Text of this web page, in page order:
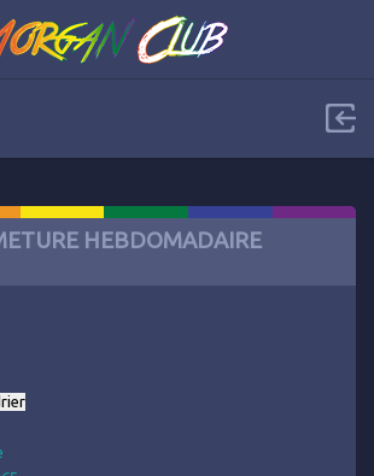
HEBDOMADAIRE